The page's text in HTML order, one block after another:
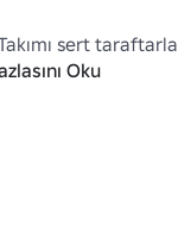
sert
sportif tasarım
Oku